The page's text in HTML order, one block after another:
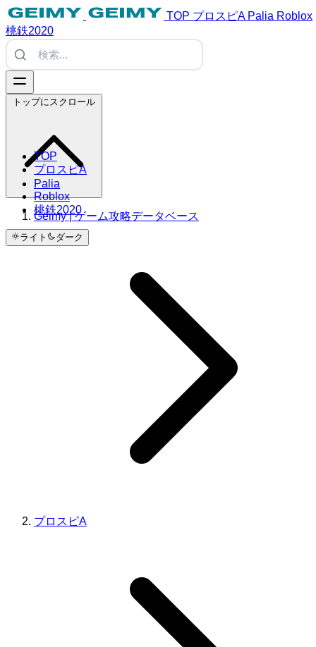
TOP プロスピA Palia Roblox
桃鉄2020
TOP
プロスピA
Palia
Roblox
桃鉄2020
ライト ダーク
トップにスクロール
Geimy | ゲーム攻略データベース
プロスピA